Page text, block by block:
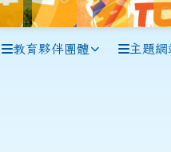
教育夥伴團體 主題網